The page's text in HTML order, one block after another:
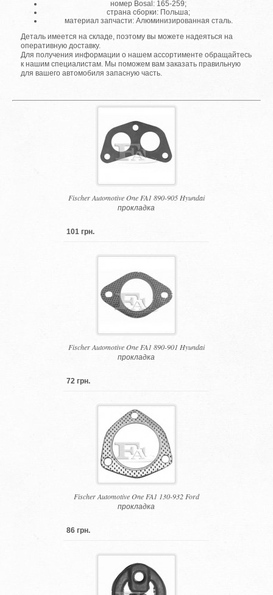
номер Bosal: 165-259;
страна сборки: Польша;
материал запчасти: Алюминизированная сталь.
Деталь имеется на складе, поэтому вы можете надеяться на
оперативную доставку.
Для получения информации о нашем ассортименте обращайтесь
к нашим специалистам. Мы поможем вам заказать правильную
для вашего автомобиля запасную часть.
Fischer Automotive One FA1 890-905 Hyundai
прокладка
101 грн.
Fischer Automotive One FA1 890-901 Hyundai
прокладка
72 грн.
Fischer Automotive One FA1 130-932 Ford
прокладка
86 грн.